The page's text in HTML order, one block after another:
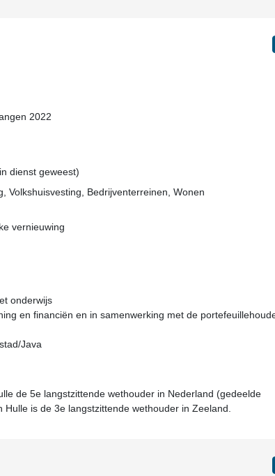
2022
dienst geweest)
Volkshuisvesting, Bedrijventerreinen, Wonen
vernieuwing
onderwijs
en financiën en in samenwerking met de
Java
de 5e langstzittende wethouder in Nederland (gedeelde
is de 3e langstzittende wethouder in Zeeland.